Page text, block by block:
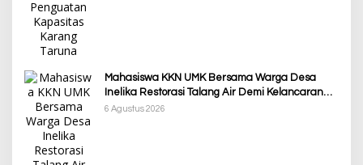
Mahasiswa KKN UMK Bersama Warga Desa
Inelika Restorasi Talang Air Demi Kelancaran
Irigasi Sawah
6 Agustus 2026